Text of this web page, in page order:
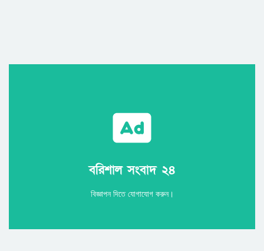
বরিশাল সংবাদ ২৪
বিজ্ঞাপন দিতে যোগাযোগ করুন।
বরিশাল সংবাদ ২৪
Call